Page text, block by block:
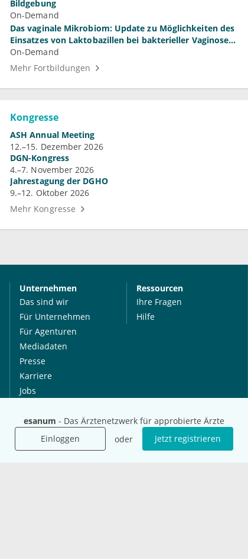
esanum - Das Ärztenetzwerk für approbierte Ärzte
Einloggen
oder Jetzt registrieren
Bildgebung
On-Demand
Das vaginale Mikrobiom: Update zu Möglichkeiten des
Einsatzes von Laktobazillen bei bakterieller Vaginose
und Vulvovaginalkandidose
On-Demand
Mehr Fortbildungen
Kongresse
ASH Annual Meeting
12.–15. Dezember 2026
DGN-Kongress
4.–7. November 2026
Jahrestagung der DGHO
9.–12. Oktober 2026
Mehr Kongresse
Unternehmen
Das sind wir
Für Unternehmen
Für Agenturen
Mediadaten
Presse
Karriere
Jobs
Ressourcen
Ihre Fragen
Hilfe
International
esanum.it
esanum.com
Social Media
Youtube
Twitter